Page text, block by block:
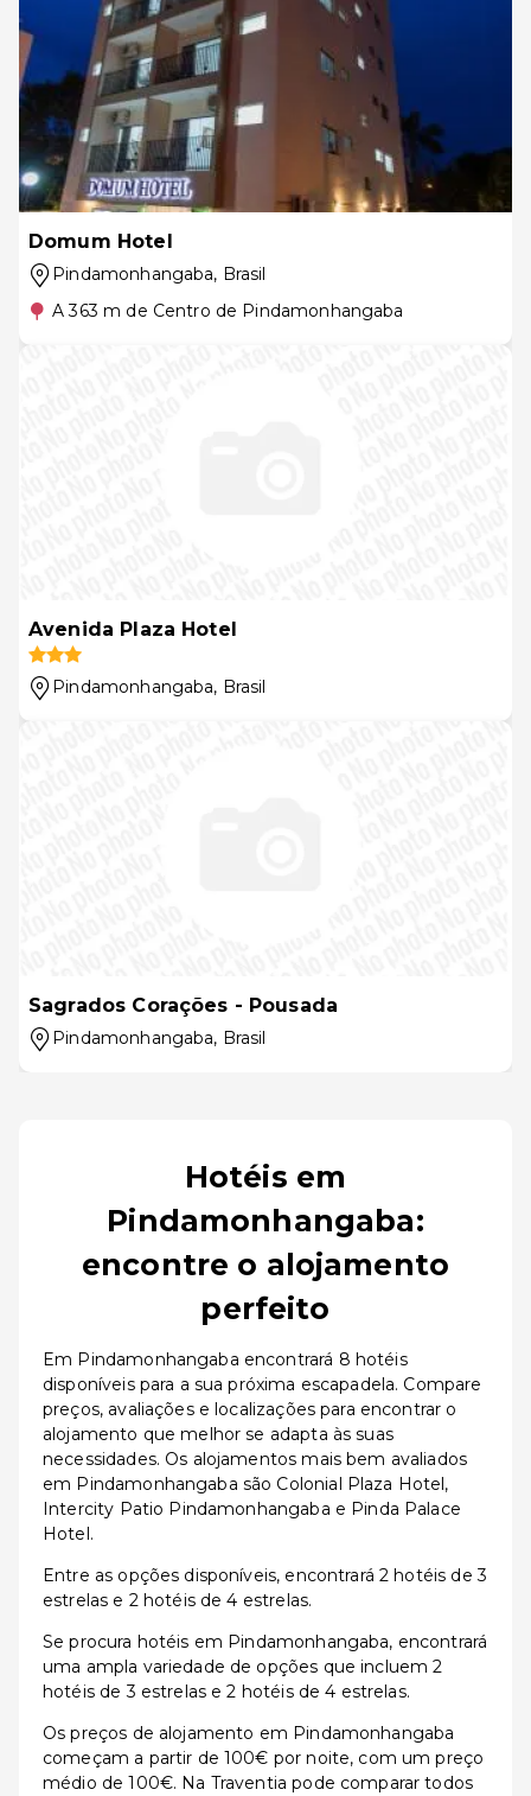
Domum Hotel
Pindamonhangaba, Brasil
A 363 m de Centro de Pindamonhangaba
Avenida Plaza Hotel
Pindamonhangaba, Brasil
Sagrados Corações - Pousada
Pindamonhangaba, Brasil
Hotéis em
Pindamonhangaba:
encontre o alojamento
perfeito
Em Pindamonhangaba encontrará 8 hotéis
disponíveis para a sua próxima escapadela. Compare
preços, avaliações e localizações para encontrar o
alojamento que melhor se adapta às suas
necessidades. Os alojamentos mais bem avaliados
em Pindamonhangaba são Colonial Plaza Hotel,
Intercity Patio Pindamonhangaba e Pinda Palace
Hotel.
Entre as opções disponíveis, encontrará 2 hotéis de 3
estrelas e 2 hotéis de 4 estrelas.
Se procura hotéis em Pindamonhangaba, encontrará
uma ampla variedade de opções que incluem 2
hotéis de 3 estrelas e 2 hotéis de 4 estrelas.
Os preços de alojamento em Pindamonhangaba
começam a partir de 100€ por noite, com um preço
médio de 100€. Na Traventia pode comparar todos